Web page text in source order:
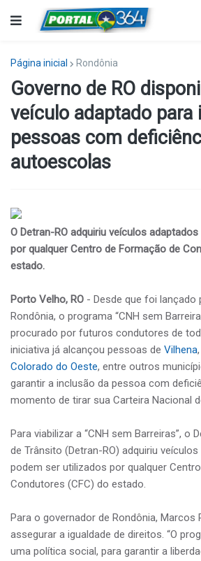
Página inicial Rondônia
Governo de RO
veículo adaptado para
pessoas com
autoescolas
O Detran-RO adquiriu veículos
por qualquer Centro de Formação de
estado.
Porto Velho, RO - Desde que foi lançado
Rondônia, o programa “CNH sem
procurado por futuros condutores de
iniciativa já alcançou pessoas de Vilhena,
Colorado do Oeste, entre outros
garantir a inclusão da pessoa com
momento de tirar sua Carteira Nacional
Para viabilizar a “CNH sem Barreiras”, o
de Trânsito (Detran-RO) adquiriu
podem ser utilizados por qualquer
Condutores (CFC) do estado.
Para o governador de Rondônia, Marcos
assegurar a igualdade de direitos. “O
uma política social, para garantir a